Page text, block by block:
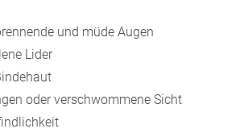
und müde Augen
Lider
oder verschwommene Sicht